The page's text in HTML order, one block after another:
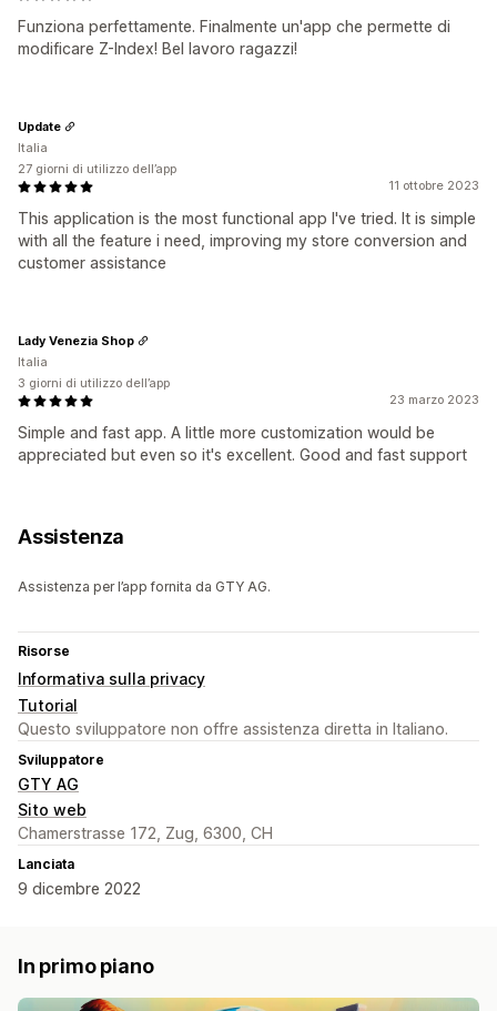
Funziona perfettamente. Finalmente un'app che permette di
modificare Z-Index! Bel lavoro ragazzi!
11 ottobre 2023
This application is the most functional app I've tried. It is simple
with all the feature i need, improving my store conversion and
customer assistance
Update
Italia
27 giorni di utilizzo dell’app
23 marzo 2023
Simple and fast app. A little more customization would be
appreciated but even so it's excellent. Good and fast support
Lady Venezia Shop
Italia
3 giorni di utilizzo dell’app
Assistenza
Assistenza per l’app fornita da GTY AG.
Risorse
Informativa sulla privacy
Tutorial
Questo sviluppatore non offre assistenza diretta in Italiano.
Sviluppatore
GTY AG
Sito web
Chamerstrasse 172, Zug, 6300, CH
Lanciata
9 dicembre 2022
In primo piano